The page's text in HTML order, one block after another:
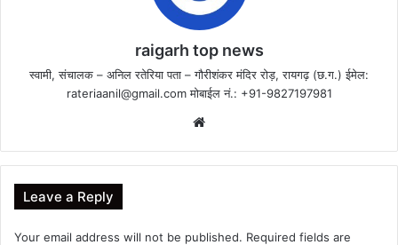
raigarh top news
स्वामी, संचालक – अनिल रतेरिया पता – गौरीशंकर मंदिर रोड़, रायगढ़ (छ.ग.) ईमेल:
rateriaanil@gmail.comमोबाईल नं.: +91-9827197981
Leave a Reply
Your email address will not be published. Required fields are